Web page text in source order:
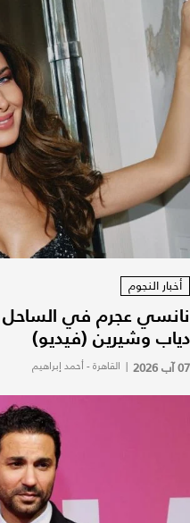
أخبار النجوم
نانسي عجرم في
دياب وشيرين (فيديو)
07 آب 2026 | القاهرة - أحمد إبراهيم